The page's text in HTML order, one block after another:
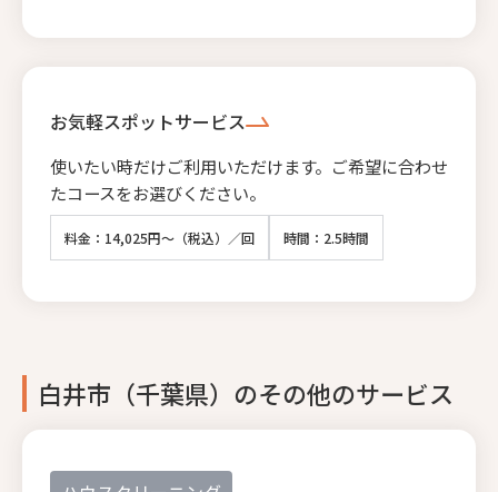
お気軽スポットサービス
使いたい時だけご利用いただけます。ご希望に合わせ
たコースをお選びください。
料金：14,025円～（税込）／回 時間：2.5時間
白井市（千葉県）のその他のサービス